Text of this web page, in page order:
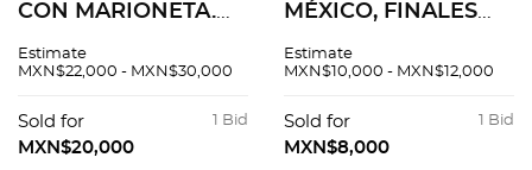
CON MARIONETA.
Óleo sobre tela. 101 x
Estimate
MXN$22,000 - MXN$30,000
1 Bid
Sold for
MXN$20,000
MÉXICO, FINALES
Óleo sobre tela. 38.5
Estimate
MXN$10,000 - MXN$12,000
1 Bid
Sold for
MXN$8,000